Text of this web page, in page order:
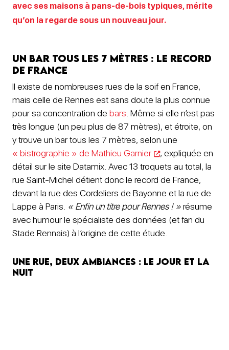
avec ses maisons à pans-de-bois typiques, mérite
qu’on la regarde sous un nouveau jour.
Un bar tous les 7 mètres : le record
de France
Il existe de nombreuses rues de la soif en France,
mais celle de Rennes est sans doute la plus connue
pour sa concentration de bars. Même si elle n’est pas
très longue (un peu plus de 87 mètres), et étroite, on
y trouve un bar tous les 7 mètres, selon une
« bistrographie » de Mathieu Garnier
, expliquée en
détail sur le site Datamix. Avec 13 troquets au total, la
rue Saint-Michel détient donc le record de France,
devant la rue des Cordeliers de Bayonne et la rue de
Lappe à Paris. « Enfin un titre pour Rennes ! »résume
avec humour le spécialiste des données (et fan du
Stade Rennais) à l’origine de cette étude.
Une rue, deux ambiances : le jour et la
nuit